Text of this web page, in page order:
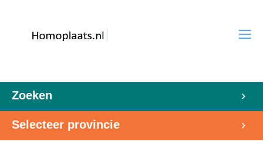
Zoeken
Selecteer provincie